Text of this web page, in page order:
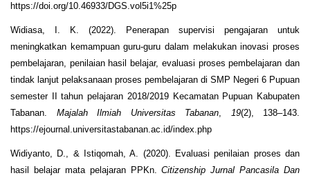
https://doi.org/10.46933/DGS.vol5i1%25p
Widiasa, I. K. (2022). Penerapan supervisi pengajaran untuk
meningkatkan kemampuan guru-guru dalam melakukan inovasi proses
pembelajaran, penilaian hasil belajar, evaluasi proses pembelajaran dan
tindak lanjut pelaksanaan proses pembelajaran di SMP Negeri 6 Pupuan
semester II tahun pelajaran 2018/2019 Kecamatan Pupuan Kabupaten
Tabanan. Majalah Ilmiah Universitas Tabanan, 19(2), 138–143.
https://ejournal.universitastabanan.ac.id/index.php
Widiyanto, D., & Istiqomah, A. (2020). Evaluasi penilaian proses dan
hasil belajar mata pelajaran PPKn.Citizenship Jurnal Pancasila Dan